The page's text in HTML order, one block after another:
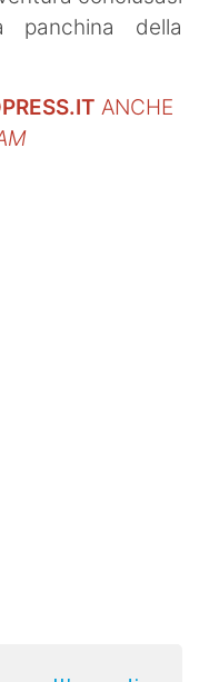
panchina della
ANCHE